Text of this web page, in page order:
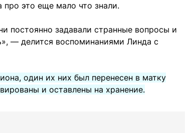
это еще мало что знали.
задавали странные вопросы и
— делится воспоминаниями Линда с
один их них был перенесен в матку
и оставлены на хранение.